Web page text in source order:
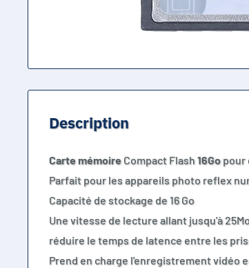
Description
Cartemémoire Compact Flash16Gopour
Parfait pour les appareils photo reflex
Capacité de stockage de 16 Go
Une vitesse de lecture allant jusqu'à
réduire le temps de latence entre les
Prend en charge l'enregistrement vidéo